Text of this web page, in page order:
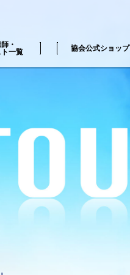
・
一覧
協会公式ショップ